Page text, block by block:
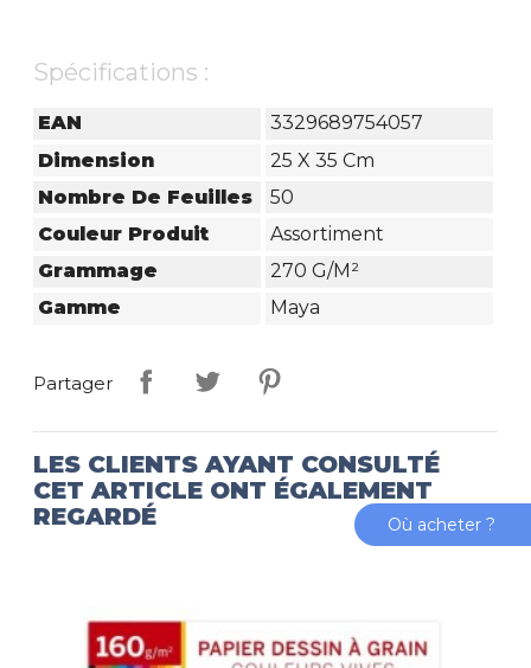
Spécifications :
EAN
3329689754057
Dimension
25 X 35 Cm
Nombre De Feuilles
50
Couleur Produit
Assortiment
Grammage
270 G/m²
Gamme
Maya
Partager
LES CLIENTS AYANT CONSULTÉ
CET ARTICLE ONT ÉGALEMENT
REGARDÉ
Où acheter ?